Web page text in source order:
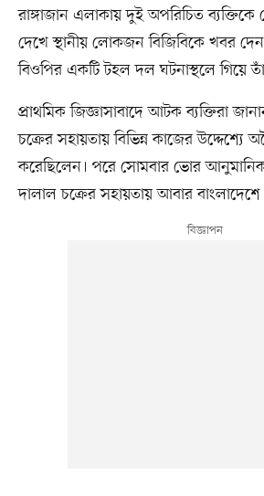
রাঙ্গাজান এলাকায় দুই অপরিচিত
দেখে স্থানীয় লোকজন বিজিবিকে খবর
বিওপির একটি টহল দল ঘটনাস্থলে গিয়ে
প্রাথমিক জিজ্ঞাসাবাদে আটক ব্যক্তিরা
চক্রের সহায়তায় বিভিন্ন কাজের উদ্দেশ্যে
করেছিলেন। পরে সোমবার ভোর
দালাল চক্রের সহায়তায় আবার